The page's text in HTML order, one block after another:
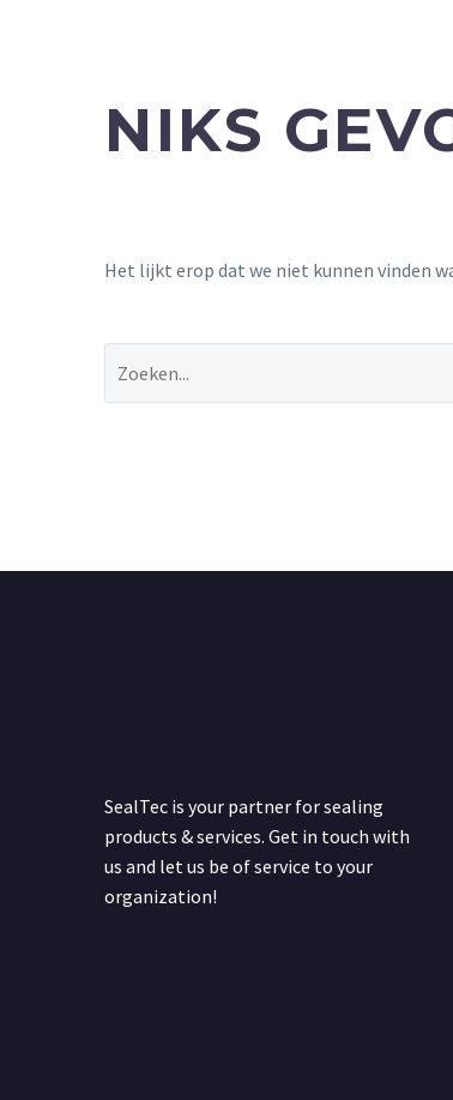
NIKS
Het lijkt erop dat we niet kunnen vinden
SealTec is your partner for sealing
products & services. Get in touch with
us and let us be of service to your
organization!